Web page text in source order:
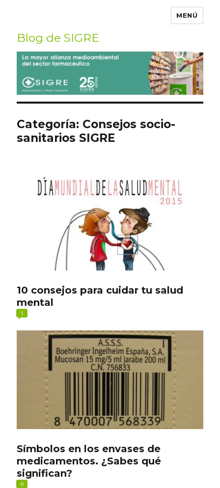
MENÚ
Blog de SIGRE
Buscar
por:
Categoría: Consejos socio-
sanitarios SIGRE
10 consejos para cuidar tu salud
mental
1
Símbolos en los envases de
medicamentos. ¿Sabes qué
significan?
0